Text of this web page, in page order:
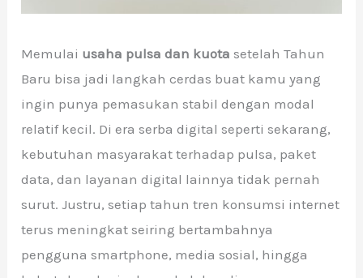
Memulai usaha pulsa dan kuota setelah Tahun
Baru bisa jadi langkah cerdas buat kamu yang
ingin punya pemasukan stabil dengan modal
relatif kecil. Di era serba digital seperti sekarang,
kebutuhan masyarakat terhadap pulsa, paket
data, dan layanan digital lainnya tidak pernah
surut. Justru, setiap tahun tren konsumsi internet
terus meningkat seiring bertambahnya
pengguna smartphone, media sosial, hingga